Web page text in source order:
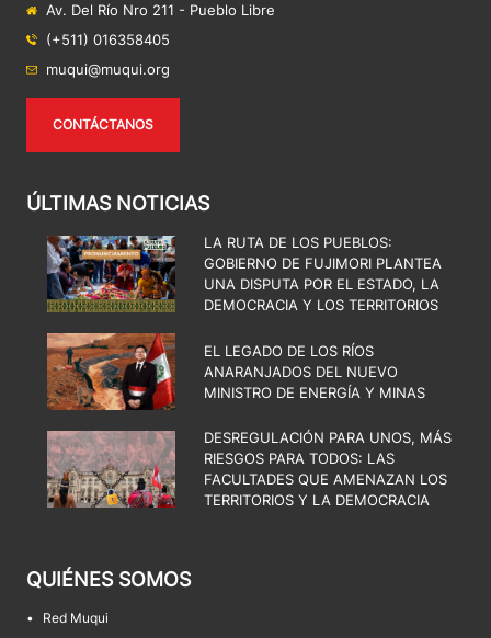
Av. Del Río Nro 211 - Pueblo Libre
(+511) 016358405
muqui@muqui.org
CONTÁCTANOS
ÚLTIMAS NOTICIAS
LA RUTA DE LOS PUEBLOS:
GOBIERNO DE FUJIMORI PLANTEA
UNA DISPUTA POR EL ESTADO, LA
DEMOCRACIA Y LOS TERRITORIOS
EL LEGADO DE LOS RÍOS
ANARANJADOS DEL NUEVO
MINISTRO DE ENERGÍA Y MINAS
DESREGULACIÓN PARA UNOS, MÁS
RIESGOS PARA TODOS: LAS
FACULTADES QUE AMENAZAN LOS
TERRITORIOS Y LA DEMOCRACIA
QUIÉNES SOMOS
• Red Muqui